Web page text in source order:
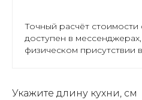
Точный расчёт
доступен в
физическом присутствии
Укажите длину кухни, см